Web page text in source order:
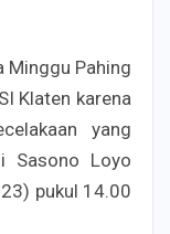
Minggu Pahing
Klaten karena
yang
Sasono Loyo
pukul 14.00